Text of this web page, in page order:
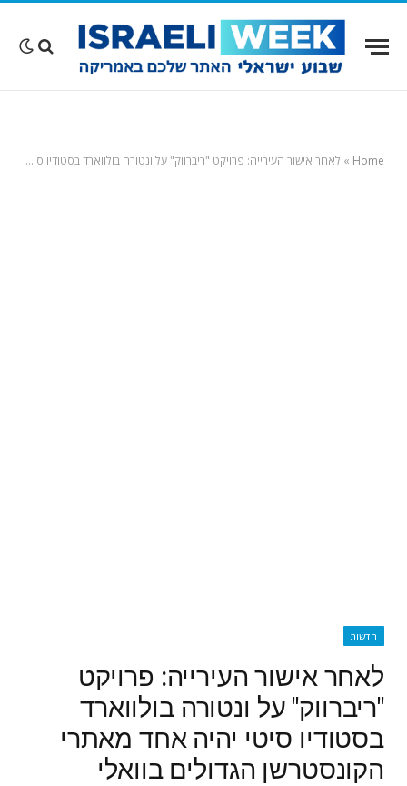
Home
» לאחר אישור העירייה: פרויקט "ריברווק" על ונטורה בולווארד בסטודיו סיטי יהיה אחד מאתרי הקונסטרשן הגדולים בוואלי
חדשות
לאחר אישור העירייה: פרויקט
"ריברווק" על ונטורה בולווארד
בסטודיו סיטי יהיה אחד מאתרי
הקונסטרשן הגדולים בוואלי